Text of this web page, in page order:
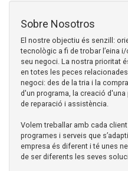
Sobre Nosotros
El nostre objectiu és senzill:
tecnològic a fi de trobar l’eina
seu negoci. La nostra prioritat
en totes les peces
negoci: des de la tria i la
d'un programa, la creació
de reparació i assistència.
Volem treballar amb cada
programes i serveis que
empresa és diferent i té unes
de ser diferents les seves